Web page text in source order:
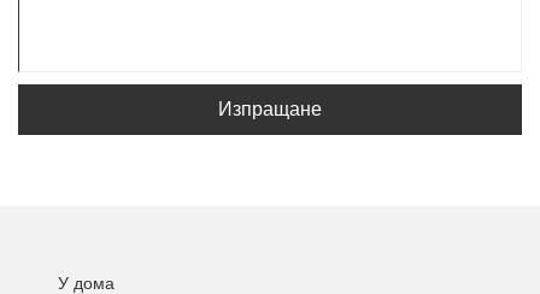
Изпращане
У дома